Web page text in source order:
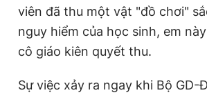
viên đã thu một vật "đồ chơi"
nguy hiểm của học sinh, em
cô giáo kiên quyết thu.
Sự việc xảy ra ngay khi Bộ GD-